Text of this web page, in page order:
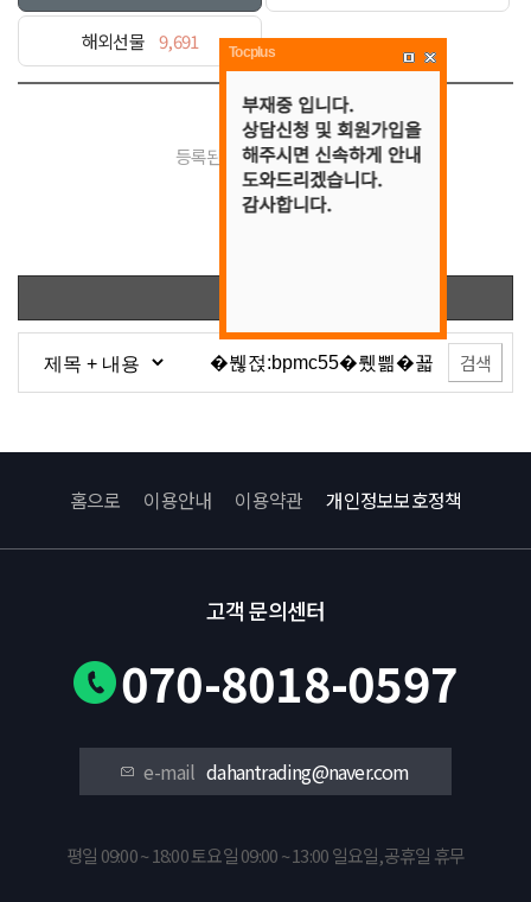
해외선물 9,691
등록된 게시물이 없습니다.
검색
홈으로 이용안내 이용약관 개인정보보호정책
고객 문의센터
070-8018-0597
e-maildahantrading@naver.com
평일 09:00 ~ 18:00 토요일 09:00 ~ 13:00 일요일,공휴일 휴무
Tocplus